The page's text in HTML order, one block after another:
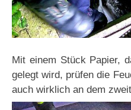
Mit einem Stück Papier,
gelegt wird, prüfen die
auch wirklich an dem